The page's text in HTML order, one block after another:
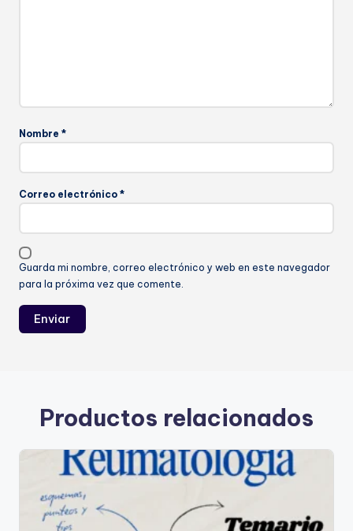
Nombre *
Correo electrónico *
Guarda mi nombre, correo electrónico y web en este navegador
para la próxima vez que comente.
Productos relacionados